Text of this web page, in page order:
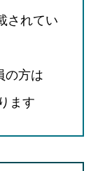
されてい
の方は
ます